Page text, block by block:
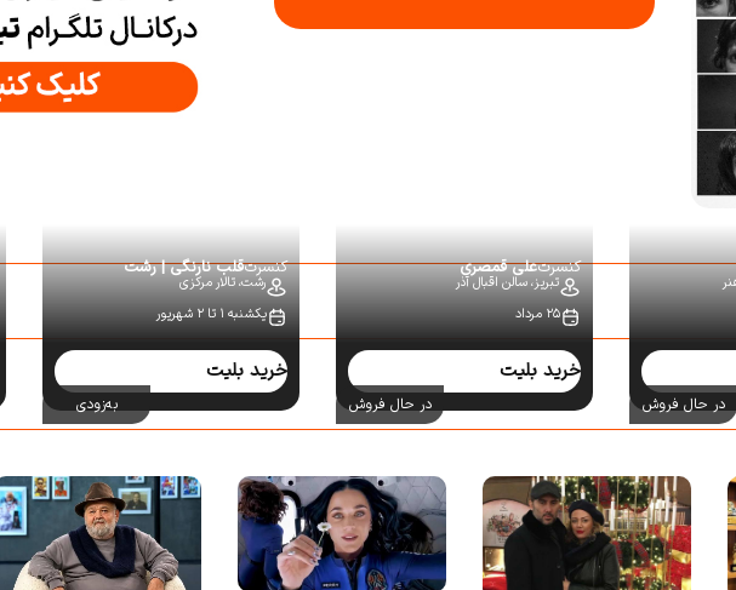
در حال فروش
کنسرتعلی قمصری
تبریز،سالن اقبال آذر
۲۵ مرداد
خرید بلیت
در حال فروش
کنسرتقلب نارنگی | رشت
رشت،تالار مرکزی
یکشنبه ۱ تا ۲ شهریور
خرید بلیت
به‌زودی